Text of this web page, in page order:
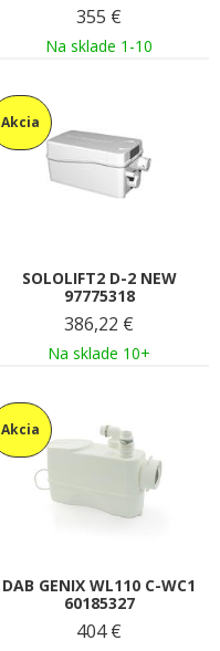
355 €
Na sklade 1-10
Akcia
SOLOLIFT2 D-2 NEW
97775318
386,22 €
Na sklade 10+
Akcia
DAB GENIX WL110 C-WC1
60185327
404 €